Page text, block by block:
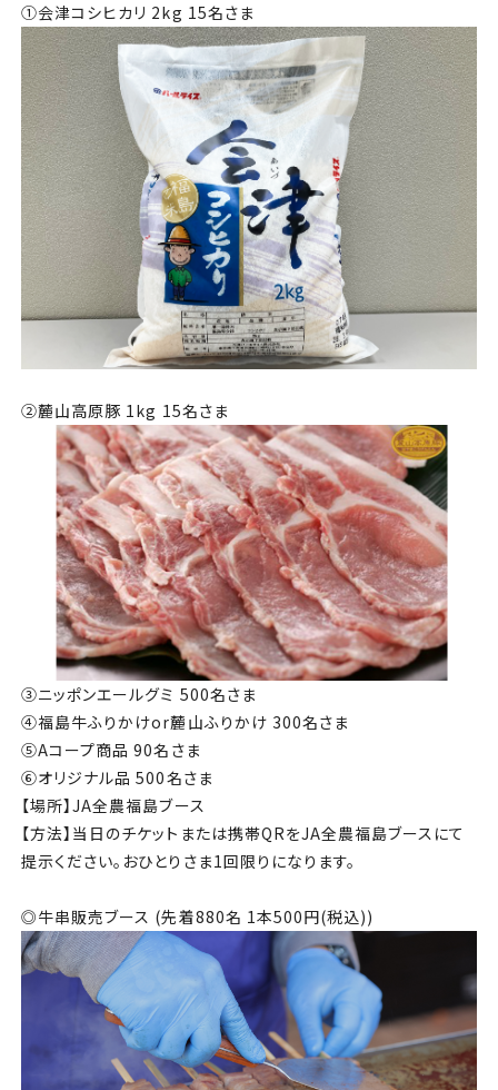
①会津コシヒカリ 2kg 15名さま
②麓山高原豚 1kg 15名さま
③ニッポンエールグミ 500名さま
④福島牛ふりかけor麓山ふりかけ 300名さま
⑤Aコープ商品 90名さま
⑥オリジナル品 500名さま
【場所】JA全農福島ブース
【方法】当日のチケットまたは携帯QRをJA全農福島ブースにて
提示ください。おひとりさま1回限りになります。
◎牛串販売ブース (先着880名 1本500円(税込))